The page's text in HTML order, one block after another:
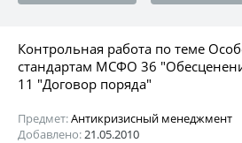
Контрольная работа по теме
стандартам МСФО 36
11 "Договор поряда"
Предмет:Антикризисный менеджмент
Добавлено:21.05.2010